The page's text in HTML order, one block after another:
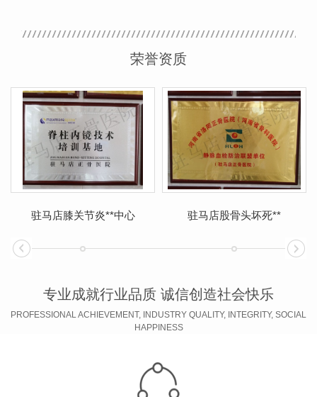
荣誉资质
驻马店膝关节炎**中心 驻马店股骨头坏死**
专业成就行业品质 诚信创造社会快乐
PROFESSIONAL ACHIEVEMENT, INDUSTRY QUALITY, INTEGRITY, SOCIAL
HAPPINESS